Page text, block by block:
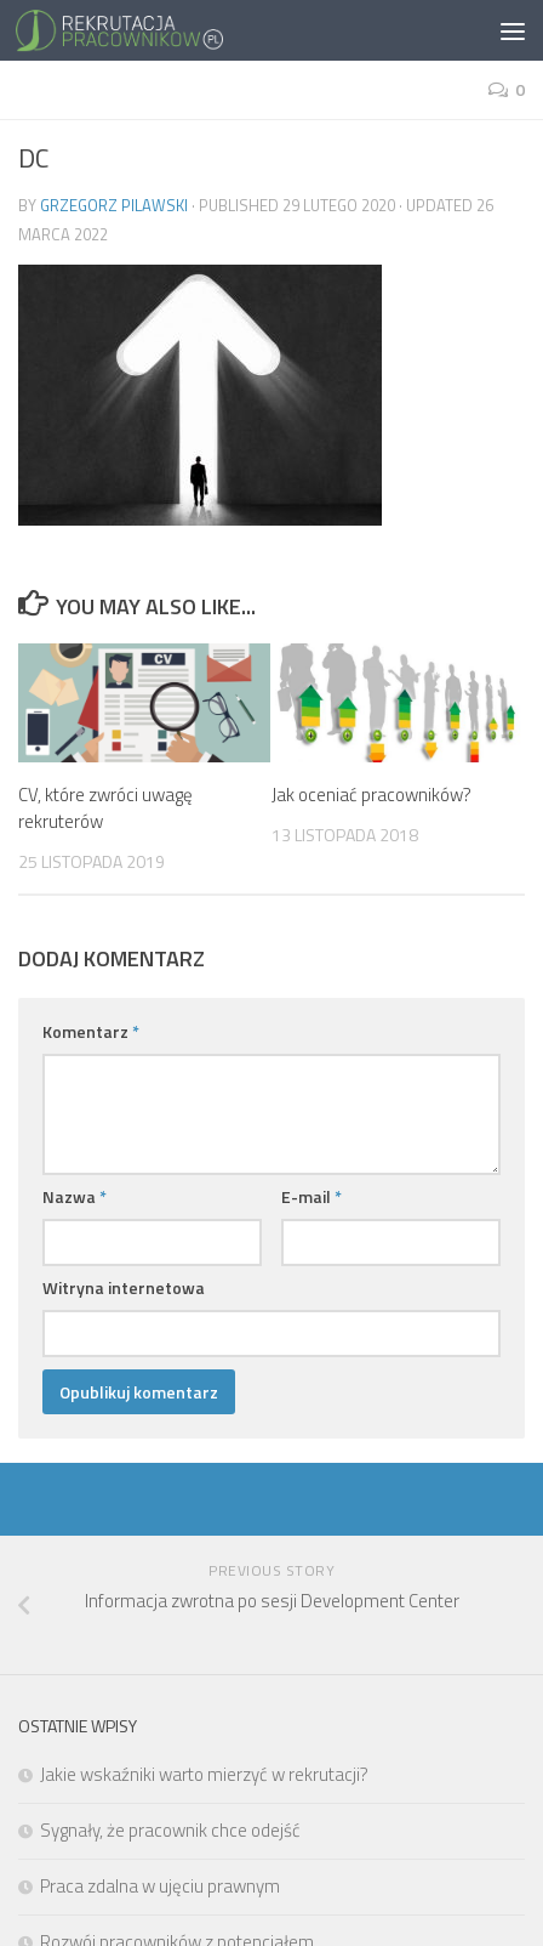
0
DC
BY GRZEGORZ PILAWSKI · PUBLISHED 29 LUTEGO 2020 · UPDATED 26
MARCA 2022
YOU MAY ALSO LIKE...
CV, które zwróci uwagę
rekruterów
25 LISTOPADA 2019
Jak oceniać pracowników?
13 LISTOPADA 2018
DODAJ KOMENTARZ
Komentarz *
Nazwa * E-mail *
Witryna internetowa
PREVIOUS STORY
Informacja zwrotna po sesji Development Center
OSTATNIE WPISY
Jakie wskaźniki warto mierzyć w rekrutacji?
Sygnały, że pracownik chce odejść
Praca zdalna w ujęciu prawnym